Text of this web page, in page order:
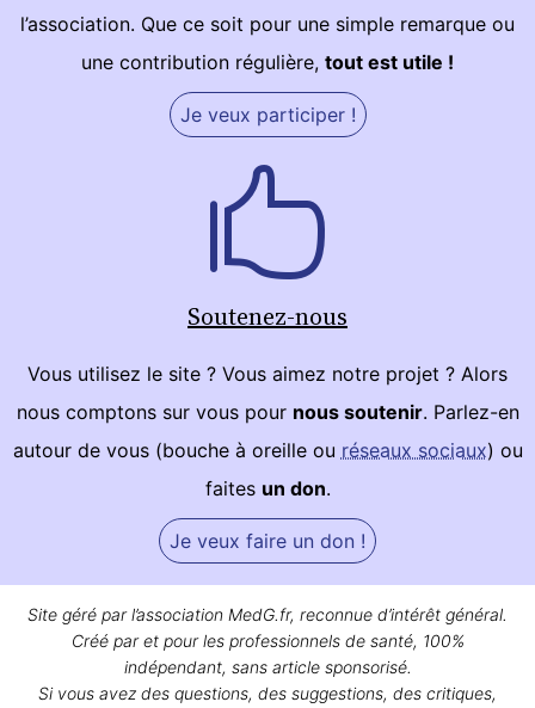
l’association. Que ce soit pour une simple remarque ou
une contribution régulière, tout est utile !
Je veux participer !
Soutenez-nous
Vous utilisez le site ? Vous aimez notre projet ? Alors
nous comptons sur vous pour nous soutenir. Parlez-en
autour de vous (bouche à oreille ou réseaux sociaux) ou
faites un don.
Je veux faire un don !
Site géré par l’association MedG.fr, reconnue d’intérêt général.
Créé par et pour les professionnels de santé, 100%
indépendant, sans article sponsorisé.
Si vous avez des questions, des suggestions, des critiques,